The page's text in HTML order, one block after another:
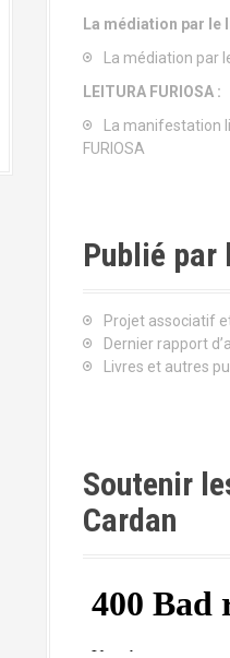
La médiation par le
La médiation par
LEITURA FURIOSA :
La manifestation
FURIOSA
Publié par
Projet associatif
Dernier rapport
Livres et autres
Soutenir
Cardan